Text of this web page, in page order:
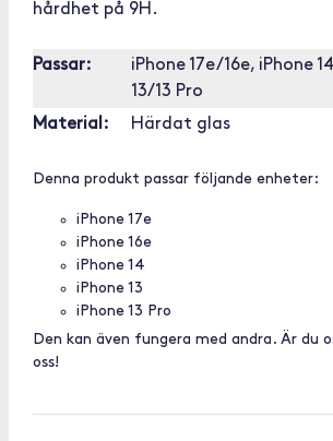
hårdhet på 9H.
Passar:
iPhone 17e/16e, iPhone
13/13 Pro
Material:
Härdat glas
Denna produkt passar följande enheter:
iPhone 17e
iPhone 16e
iPhone 14
iPhone 13
iPhone 13 Pro
Den kan även fungera med andra. Är du
oss!